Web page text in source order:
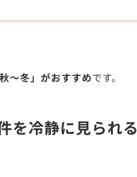
〜冬」がおすすめです。
を冷静に見られる